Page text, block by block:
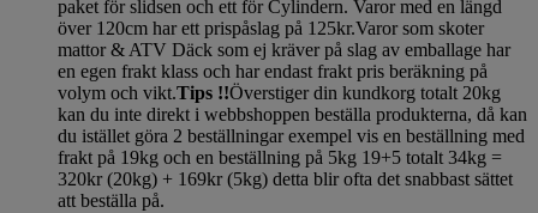
paket för slidsen och ett för Cylindern. Varor med en längd
över 120cm har ett prispåslag på 125kr.Varor som skoter
mattor & ATV Däck som ej kräver på slag av emballage har
en egen frakt klass och har endast frakt pris beräkning på
volym och vikt.Tips !!Överstiger din kundkorg totalt 20kg
kan du inte direkt i webbshoppen beställa produkterna, då kan
du istället göra 2 beställningar exempel vis en beställning med
frakt på 19kg och en beställning på 5kg 19+5 totalt 34kg =
320kr (20kg) + 169kr (5kg) detta blir ofta det snabbast sättet
att beställa på.